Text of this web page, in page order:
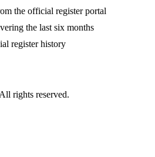
the official register portal
the last six months
register history
All rights reserved.